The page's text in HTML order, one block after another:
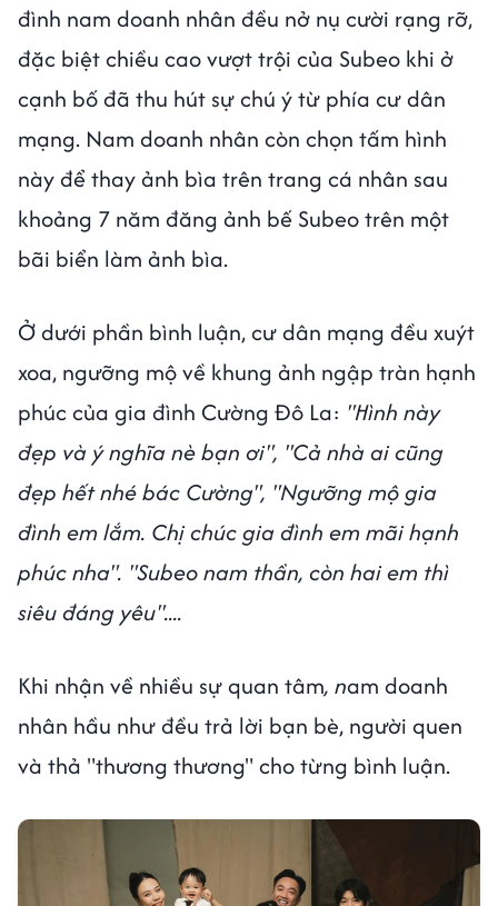
đình nam doanh nhân đều nở nụ cười rạng rỡ,
đặc biệt chiều cao vượt trội của Subeo khi ở
cạnh bố đã thu hút sự chú ý từ phía cư dân
mạng. Nam doanh nhân còn chọn tấm hình
này để thay ảnh bìa trên trang cá nhân sau
khoảng 7 năm đăng ảnh bế Subeo trên một
bãi biển làm ảnh bìa.
Ở dưới phần bình luận, cư dân mạng đều xuýt
xoa, ngưỡng mộ về khung ảnh ngập tràn hạnh
phúc của gia đình Cường Đô La: "Hình này
đẹp và ý nghĩa nè bạn ơi", "Cả nhà ai cũng
đẹp hết nhé bác Cường", "Ngưỡng mộ gia
đình em lắm. Chị chúc gia đình em mãi hạnh
phúc nha". "Subeo nam thần, còn hai em thì
siêu đáng yêu"....
Khi nhận về nhiều sự quan tâm, nam doanh
nhân hầu như đều trả lời bạn bè, người quen
và thả "thương thương" cho từng bình luận.